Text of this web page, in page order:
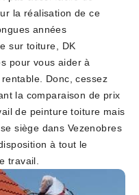
la réalisation de ce
années
sur toiture, DK
pour vous aider à
Donc, cessez
la comparaison de prix
de peinture toiture mais
siège dans Vezenobres
à tout le
travail.